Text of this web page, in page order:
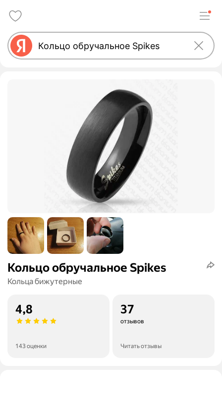
Кольцо обручальное Spikes
Кольца бижутерные
4,8
143 оценки
37
отзывов
Читать отзывы